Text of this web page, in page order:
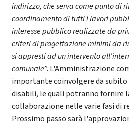
indirizzo, che serva come punto di
coordinamento di tutti i lavori
interesse pubblico realizzate da
criteri di progettazione minimi da
si appresti ad un intervento
comunale”. L'Amministrazione
importante coinvolgere da subito
disabili, le quali potranno fornire
collaborazione nelle varie fasi di
Prossimo passo sarà